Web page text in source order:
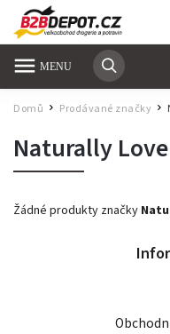
Domů / Prodávané značky /
Naturally
Žádné produkty značky